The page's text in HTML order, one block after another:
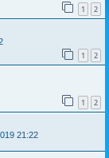
1 2
1 2
1 2
21:22